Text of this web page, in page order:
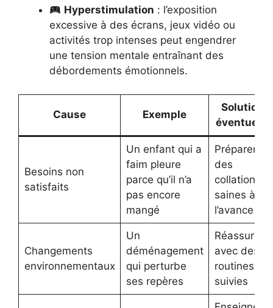
Hyperstimulation : l’exposition
excessive à des écrans, jeux vidéo ou
activités trop intenses peut engendrer
une tension mentale entraînant des
débordements émotionnels.
Cause Exemple
Solution
éventuelle
Besoins non
satisfaits
Un enfant qui a
faim pleure
parce qu’il n’a
pas encore
mangé
Préparer
des
collations
saines à
l’avance
Changements
environnementaux
Un
déménagement
qui perturbe
ses repères
Réassurer
avec des
routines
suivies